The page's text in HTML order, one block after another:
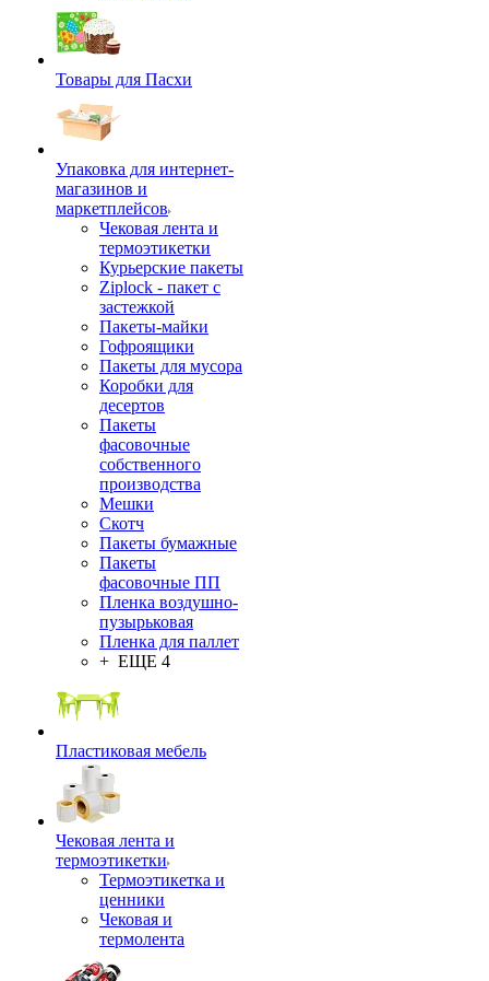
Товары для Пасхи
Упаковка для интернет-
магазинов и
маркетплейсов
Чековая лента и
термоэтикетки
Курьерские пакеты
Ziplock - пакет с
застежкой
Пакеты-майки
Гофроящики
Пакеты для мусора
Коробки для
десертов
Пакеты
фасовочные
собственного
производства
Мешки
Скотч
Пакеты бумажные
Пакеты
фасовочные ПП
Пленка воздушно-
пузырьковая
Пленка для паллет
+ ЕЩЕ 4
Пластиковая мебель
Чековая лента и
термоэтикетки
Термоэтикетка и
ценники
Чековая и
термолента